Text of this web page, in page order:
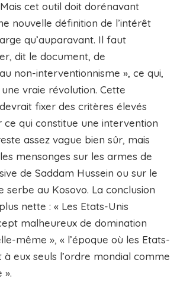
cet outil doit dorénavant
nouvelle définition de l’intérêt
qu’auparavant. Il faut
dit le document, de
non-interventionnisme », ce qui,
vraie révolution. Cette
fixer des critères élevés
qui constitue une intervention
assez vague bien sûr, mais
mensonges sur les armes de
de Saddam Hussein ou sur le
serbe au Kosovo. La conclusion
nette : « Les Etats-Unis
malheureux de domination
même », « l’époque où les Etats-
à eux seuls l’ordre mondial comme
».